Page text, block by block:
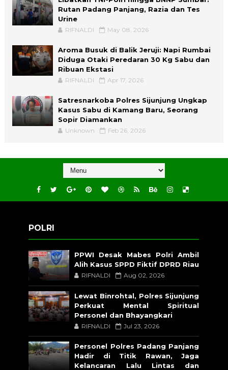
Rutan Padang Panjang, Razia dan Tes
Urine
RIFNALDI May 08, 2026
Aroma Busuk di Balik Jeruji: Napi Rumbai
Diduga Otaki Peredaran 30 Kg Sabu dan
Ribuan Ekstasi
RIFNALDI Apr 17, 2026
Satresnarkoba Polres Sijunjung Ungkap
Kasus Sabu di Kamang Baru, Seorang
Sopir Diamankan
Unknown Feb 26, 2026
POLRI
PPWI Desak Mabes Polri Ambil
Alih Kasus SPPD Fiktif DPRD Riau
RIFNALDI Aug 02, 2026
Lewat Binrohtal, Polres Sijunjung
Perkuat Mental Spiritual
Personel dan Bhayangkari
RIFNALDI Jul 23, 2026
Personel Polres Padang Panjang
Hadir di Titik Rawan, Jaga
Kelancaran Lalu Lintas dan